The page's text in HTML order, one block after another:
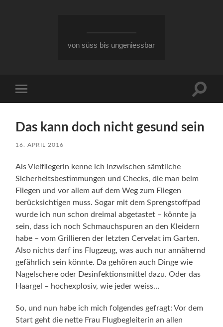
von süss bis ungeniessbar
Menü
Das kann doch nicht gesund sein
16. APRIL 2016
Als Vielfliegerin kenne ich inzwischen sämtliche
Sicherheitsbestimmungen und Checks, die man beim
Fliegen und vor allem auf dem Weg zum Fliegen
berücksichtigen muss. Sogar mit dem Sprengstoffpad
wurde ich nun schon dreimal abgetastet – könnte ja
sein, dass ich noch Schmauchspuren an den Kleidern
habe – vom Grillieren der letzten Cervelat im Garten.
Also nichts darf ins Flugzeug, was auch nur annähernd
gefährlich sein könnte. Da gehören auch Dinge wie
Nagelschere oder Desinfektionsmittel dazu. Oder das
Haargel – hochexplosiv, wie jeder weiss…
So, und nun habe ich mich folgendes gefragt: Vor dem
Start geht die nette Frau Flugbegleiterin an allen